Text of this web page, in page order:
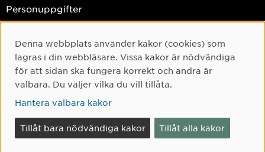
Personuppgifter
Facebook
Instagram
TikTok
Youtube
LinkedIn
Cookie-samtycke
Denna webbplats använder kakor (cookies) som
lagras i din webbläsare. Vissa kakor är nödvändiga
för att sidan ska fungera korrekt och andra är
valbara. Du väljer vilka du vill tillåta.
Hantera valbara kakor
Tillåt bara nödvändiga kakor Tillåt alla kakor